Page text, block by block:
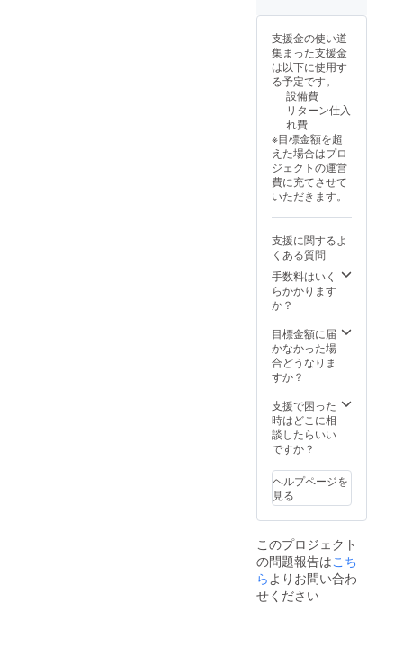
歌山
ふぉん
とで状
況に応
じ選定
いたし
ます。
③原画
を見て
いただ
きパ
ターン
作成の
工程へ
④オリ
パター
ンの完
成！
【注意
ンの画
像デー
タをお
す。 画
像の受
け渡し
につい
プロ
ジェク
ト終了
後にお
るメー
ルをご
確認く
ださ
い。
付自転
車」で
す。免
許不要
で乗車
できま
すが、
公道走
行には
ナン
バー登
録と自
賠責保
険加入
が必須
glafit専
用アプ
リでの
ユー
齢確
認・保
険証類
ドな
ど）も
必要で
す。
仕様】
・最高
速度：
20km/h
モー
ド）・
6km/h
（歩道
モー
のイン
アクセ
ント
に、シ
ンプル
なつく
りのア
プリン
トで
す。
〈サイ
ズ〉 ア
クリル
ト部
分 150
ミリ×75
ミリ・
厚さ5ミ
リル台
部
分
70
ミリ・
厚さ14
ミリ
支援金の使い道
集まった支援金
は以下に使用す
る予定です。
設備費
リターン仕入
れ費
※目標金額を超
えた場合はプロ
ジェクトの運営
費に充てさせて
いただきます。
支援に関するよ
くある質問
手数料はいく
らかかります
か？
目標金額に届
かなかった場
合どうなりま
すか？
支援で困った
時はどこに相
談したらいい
ですか？
ヘルプページを
見る
このプロジェクト
の問題報告はこち
ら よりお問い合わ
せください